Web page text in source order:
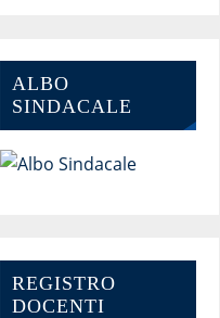
ALBO
SINDACALE
REGISTRO
DOCENTI